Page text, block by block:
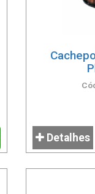
Detalhes